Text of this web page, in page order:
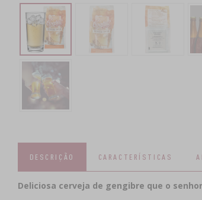
DESCRIÇÃO CARACTERÍSTICAS
Deliciosa cerveja de gengibre que o